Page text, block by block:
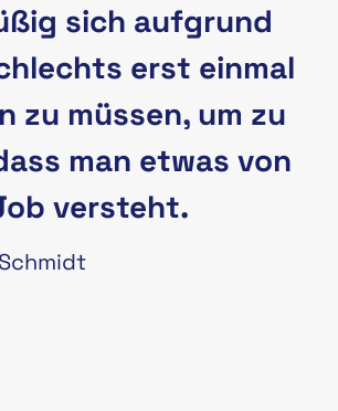
sich aufgrund
erst einmal
zu müssen, um zu
man etwas von
versteht.